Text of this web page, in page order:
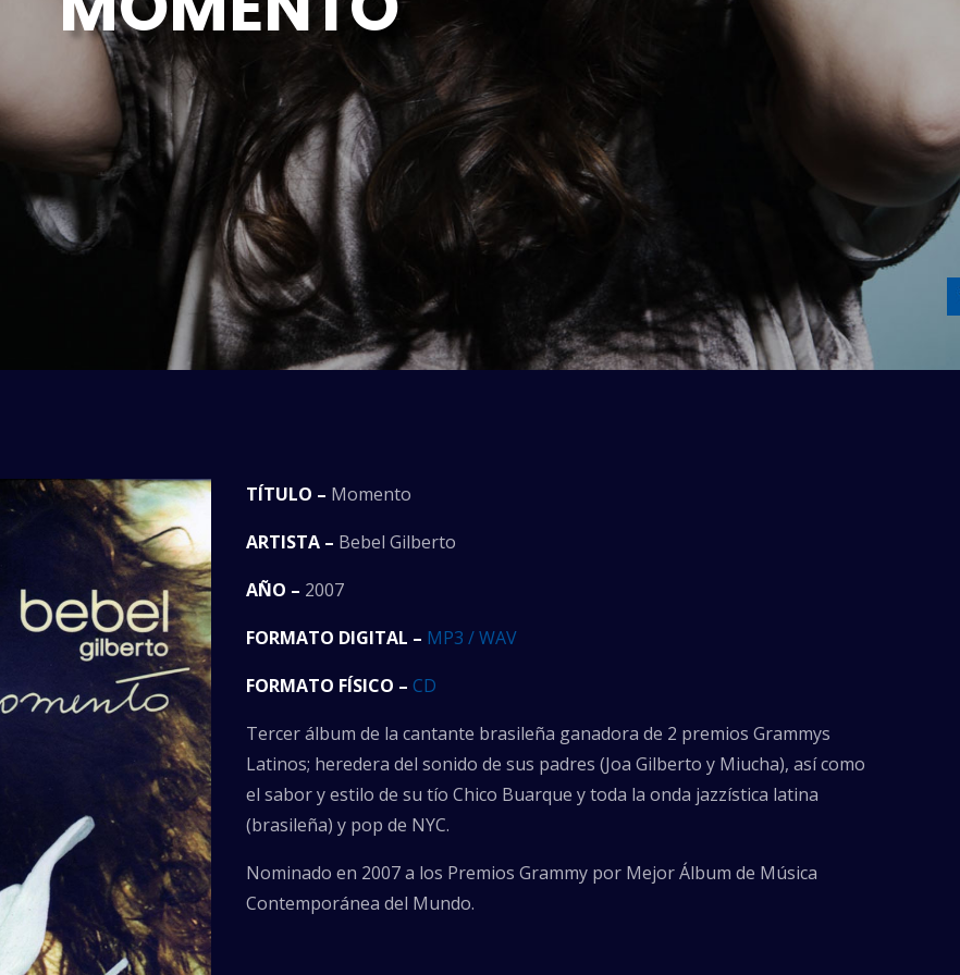
TÍTULO – Momento
ARTISTA – Bebel Gilberto
AÑO – 2007
FORMATO DIGITAL – MP3 / WAV
FORMATO FÍSICO – CD
Tercer álbum de la cantante brasileña ganadora de 2 premios Grammys
Latinos; heredera del sonido de sus padres (Joa Gilberto y Miucha), así como
el sabor y estilo de su tío Chico Buarque y toda la onda jazzística latina
(brasileña) y pop de NYC.
Nominado en 2007 a los Premios Grammy por Mejor Álbum de Música
Contemporánea del Mundo.